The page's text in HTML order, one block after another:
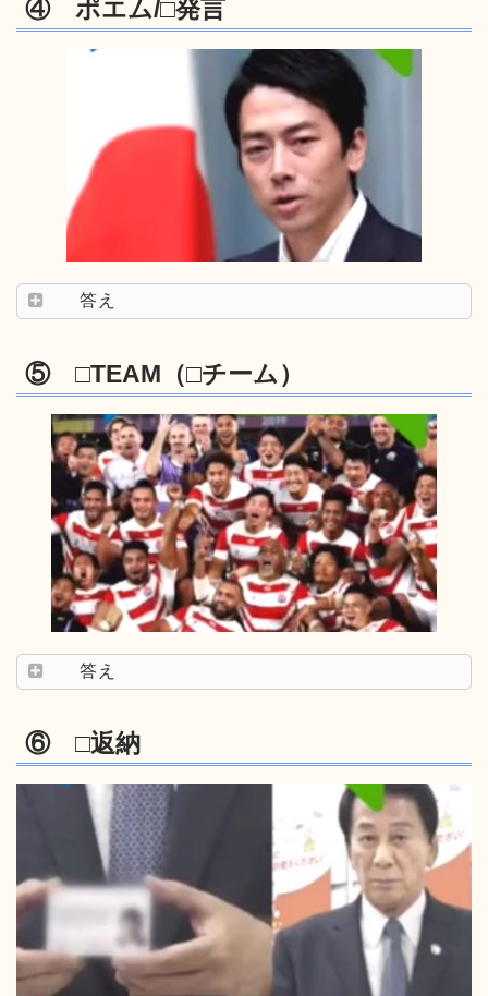
④ ポエム/□発言
答え
⑤ □TEAM（□チーム）
答え
⑥ □返納